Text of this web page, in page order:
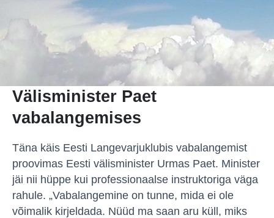
Välisminister Paet
vabalangemises
Täna käis Eesti Langevarjuklubis vabalangemist
proovimas Eesti välisminister Urmas Paet. Minister
jäi nii hüppe kui professionaalse instruktoriga väga
rahule. „Vabalangemine on tunne, mida ei ole
võimalik kirjeldada. Nüüd ma saan aru küll, miks